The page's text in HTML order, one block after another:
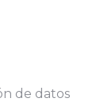
de datos